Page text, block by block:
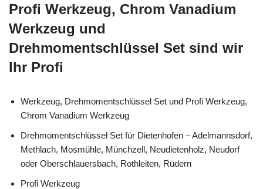
Profi Werkzeug, Chrom Vanadium
Werkzeug und
Drehmomentschlüssel Set sind wir
Ihr Profi
Werkzeug, Drehmomentschlüssel Set und Profi Werkzeug,
Chrom Vanadium Werkzeug
Drehmomentschlüssel Set für Dietenhofen – Adelmannsdorf,
Methlach, Mosmühle, Münchzell, Neudietenholz, Neudorf
oder Oberschlauersbach, Rothleiten, Rüdern
Profi Werkzeug